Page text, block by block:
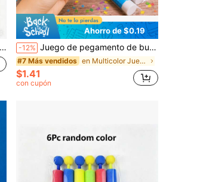
Ahorro de $0.19
-12% Juego de pegamento de burbujas colorido, juguete de soplar burbujas con pajita, juego al aire libre para fiesta de vacaciones, regalo creativo, revive recuerdos de la infancia, color aleatorio
#7 Más vendidos en Multicolor Juegos de malabarismo para adolescen
$1.41
con cupón